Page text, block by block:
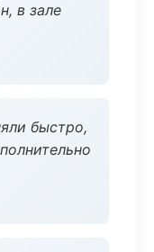
в зале
быстро,